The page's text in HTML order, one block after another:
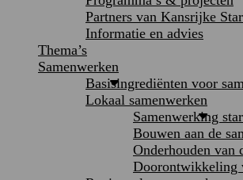
Partners van Kansrijke
Informatie en advies
Thema’s
Samenwerken
Basisingrediënten voor
Lokaal samenwerken
Samenwerking
Bouwen aan de
Onderhouden van
Doorontwikkeling